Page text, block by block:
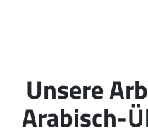
Unsere
Arabisch-